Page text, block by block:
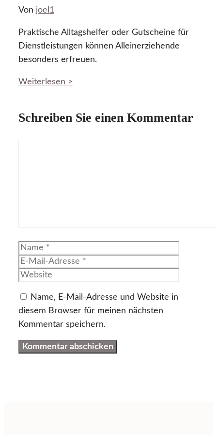
Von joel1
Praktische Alltagshelfer oder Gutscheine für
Dienstleistungen können Alleinerziehende
besonders erfreuen.
Weiterlesen >
Schreiben Sie einen Kommentar
Name
Name, E-Mail-Adresse und Website in
diesem Browser für meinen nächsten
Kommentar speichern.